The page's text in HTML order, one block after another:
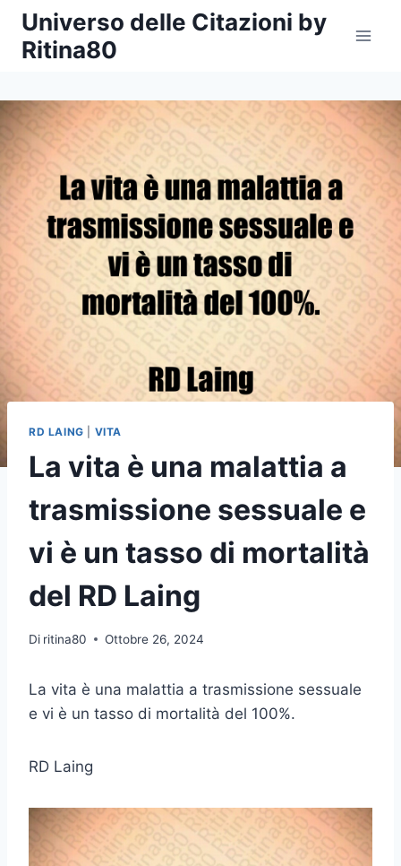
Salta
contenuto
Universo delle Citazioni by
Ritina80
RD LAING VITA
La vita è una malattia a
trasmissione sessuale e
vi è un tasso di mortalità
del RD Laing
Di ritina80 Ottobre 26, 2024
La vita è una malattia a trasmissione sessuale
e vi è un tasso di mortalità del 100%.
RD Laing